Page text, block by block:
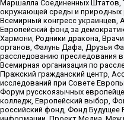
Маршалла Соединенных Штатов,
окружающей среды и природных
Всемирный конгресс украинцев,
Европейский фонд за
Хармони, Родники дракона,
органов, Фалунь Дафа, Друзья
расследованию преследования
Всемирная организация по
Пражский гражданский центр,
исследований при Совете
Форум русскоязычных
колледж, Европейский выбор,
российский фонд, Фонд Будущее